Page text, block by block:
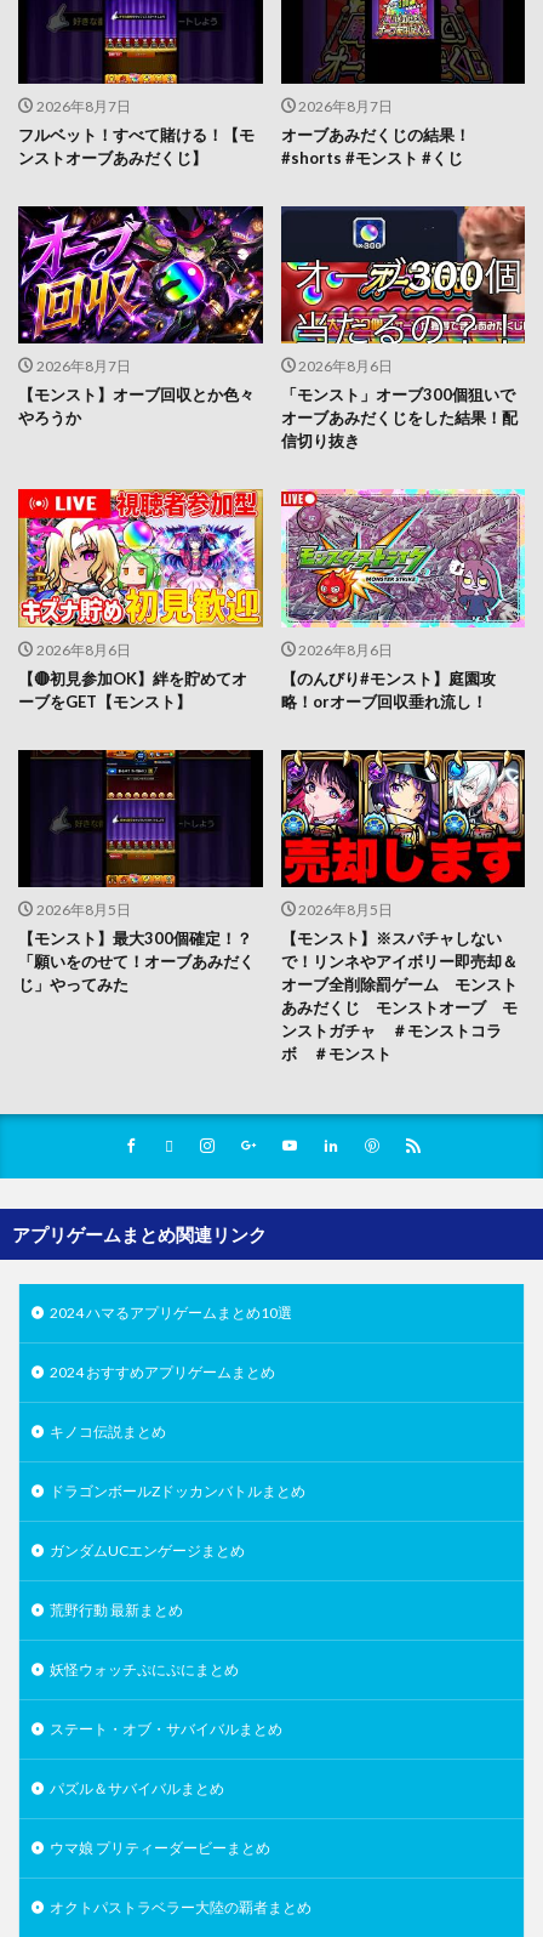
2026年8月7日
フルベット！すべて賭ける！【モ
ンストオーブあみだくじ】
2026年8月7日
オーブあみだくじの結果！
#shorts #モンスト #くじ
2026年8月7日
【モンスト】オーブ回収とか色々
やろうか
2026年8月6日
「モンスト」オーブ300個狙いで
オーブあみだくじをした結果！配
信切り抜き
2026年8月6日
【🔴初見参加OK】絆を貯めてオ
ーブをGET【モンスト】
2026年8月6日
【のんびり#モンスト】庭園攻
略！orオーブ回収垂れ流し！
2026年8月5日
【モンスト】最大300個確定！？
「願いをのせて！オーブあみだく
じ」やってみた
2026年8月5日
【モンスト】※スパチャしない
で！リンネやアイボリー即売却＆
オーブ全削除罰ゲーム モンスト
あみだくじ モンストオーブ モ
ンストガチャ ＃モンストコラ
ボ ＃モンスト
アプリゲームまとめ関連リンク
2024 ハマるアプリゲームまとめ10選
2024 おすすめアプリゲームまとめ
キノコ伝説まとめ
ドラゴンボールZドッカンバトルまとめ
ガンダムUCエンゲージまとめ
荒野行動 最新まとめ
妖怪ウォッチぷにぷにまとめ
ステート・オブ・サバイバルまとめ
パズル＆サバイバルまとめ
ウマ娘 プリティーダービーまとめ
オクトパストラベラー大陸の覇者まとめ